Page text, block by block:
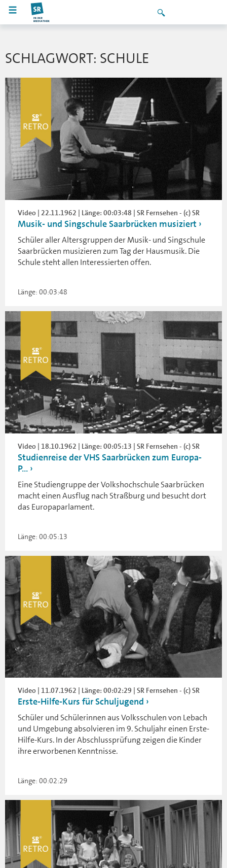
SCHLAGWORT: SCHULE
Video | 22.11.1962 | Länge: 00:03:48 | SR Fernsehen - (c) SR
Musik- und Singschule Saarbrücken musiziert
Schüler aller Altersgruppen der Musik- und Singschule
Saarbrücken musizieren zum Tag der Hausmusik. Die
Schule steht allen Interessierten offen.
Länge: 00:03:48
Video | 18.10.1962 | Länge: 00:05:13 | SR Fernsehen - (c) SR
Studienreise der VHS Saarbrücken zum Europa-
P...
Eine Studiengruppe der Volkshochschule Saarbrücken
macht einen Ausflug nach Straßburg und besucht dort
das Europaparlament.
Länge: 00:05:13
Video | 11.07.1962 | Länge: 00:02:29 | SR Fernsehen - (c) SR
Erste-Hilfe-Kurs für Schuljugend
Schüler und Schülerinnen aus Volksschulen von Lebach
und Umgebung absolvieren im 9. Schuljahr einen Erste-
Hilfe-Kurs. In der Abschlussprüfung zeigen die Kinder
ihre erworbenen Kenntnisse.
Länge: 00:02:29